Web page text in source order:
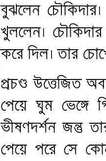
বুঝলেন
খুললেন।
করে দিল। তার
প্রচণ্ড উত্তেজিত
পেয়ে ঘুম ভেঙ্গে
ভীষণদর্শন জন্তু
পেয়ে পরে সে